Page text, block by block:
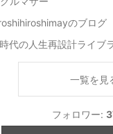
のブログ
代の人生再設計ライブ
一覧を見
フォロワー: